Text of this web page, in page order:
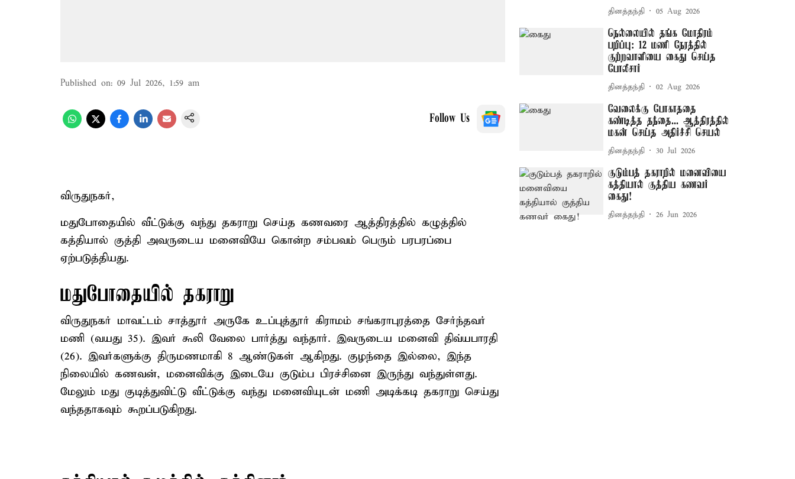
Published on: 09 Jul 2026, 1:59 am
Follow Us
விருதுநகர்,
மதுபோதையில் வீட்டுக்கு வந்து தகராறு செய்த கணவரை ஆத்திரத்தில் கழுத்தில்
கத்தியால் குத்தி அவருடைய மனைவியே கொன்ற சம்பவம் பெரும் பரபரப்பை
ஏற்படுத்தியது.
மதுபோதையில் தகராறு
விருதுநகர் மாவட்டம் சாத்தூர் அருகே உப்புத்தூர் கிராமம் சங்கராபுரத்தை சேர்ந்தவர்
மணி (வயது 35). இவர் கூலி வேலை பார்த்து வந்தார். இவருடைய மனைவி திவ்யபாரதி
(26). இவர்களுக்கு திருமணமாகி 8 ஆண்டுகள் ஆகிறது. குழந்தை இல்லை, இந்த
நிலையில் கணவன், மனைவிக்கு இடையே குடும்ப பிரச்சினை இருந்து வந்துள்ளது.
மேலும் மது குடித்துவிட்டு வீட்டுக்கு வந்து மனைவியுடன் மணி அடிக்கடி தகராறு செய்து
வந்ததாகவும் கூறப்படுகிறது.
தினத்தந்தி 05 Aug 2026
நெல்லையில் தங்க மோதிரம்
பறிப்பு: 12 மணி நேரத்தில்
குற்றவாளியை கைது செய்த
போலீசார்
தினத்தந்தி 02 Aug 2026
வேலைக்கு போகாததை
கண்டித்த தந்தை... ஆத்திரத்தில்
மகன் செய்த அதிர்ச்சி செயல்
தினத்தந்தி 30 Jul 2026
குடும்பத் தகராறில் மனைவியை
கத்தியால் குத்திய கணவர்
கைது!
தினத்தந்தி 26 Jun 2026